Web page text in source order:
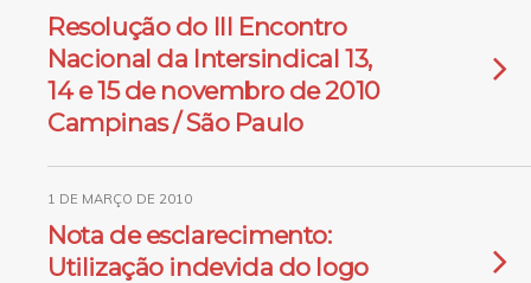
Resolução do III Encontro
Nacional da Intersindical 13,
14 e 15 de novembro de 2010
Campinas / São Paulo
1 DE MARÇO DE 2010
Nota de esclarecimento:
Utilização indevida do logo